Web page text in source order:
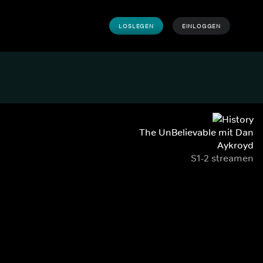
LOSLEGEN EINLOGGEN
The UnBelievable mit Dan
Aykroyd
S1-2 streamen